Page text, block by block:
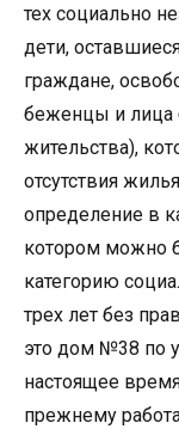
тех социально
дети,
граждане,
беженцы и лица
жительства),
отсутствия
определение в
котором можно
категорию
трех лет без
это дом №38 по
настоящее
прежнему